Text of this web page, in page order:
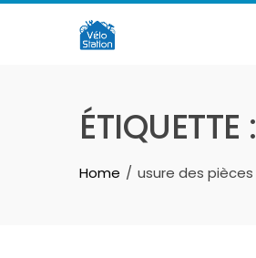
Skip
ÉTIQUETTE :
Home usure des pièces